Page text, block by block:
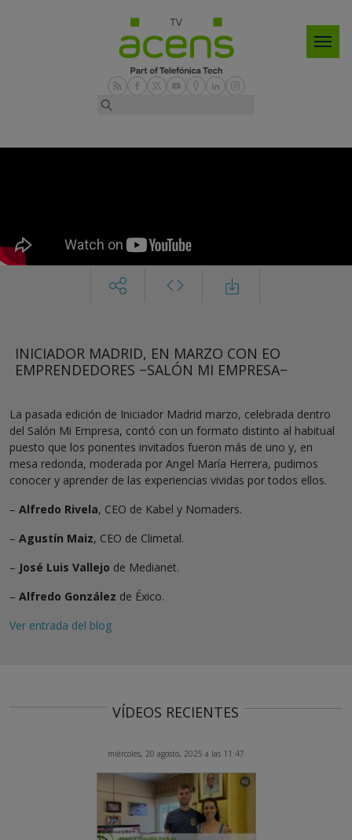
INICIADOR MADRID, EN MARZO CON EO
EMPRENDEDORES −SALÓN MI EMPRESA−
La pasada edición de Iniciador Madrid marzo, celebrada dentro
del Salón Mi Empresa, contó con un formato distinto al habitual
puesto que los ponentes invitados fueron más de uno y, en
mesa redonda, moderada por Angel María Herrera, pudimos
conocer y aprender de las experiencias vividas por todos ellos.
– Alfredo Rivela, CEO de Kabel y Nomaders.
– Agustín Maiz, CEO de Climetal.
– José Luis Vallejo de Medianet.
– Alfredo González de Éxico.
Ver entrada del blog
VÍDEOS RECIENTES
miércoles, 20 agosto, 2025 a las 11:47